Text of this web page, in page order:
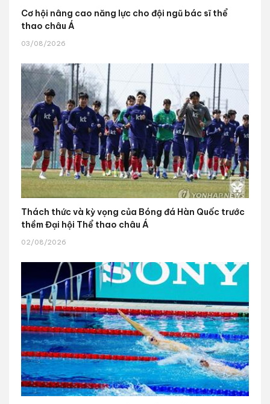
Cơ hội nâng cao năng lực cho đội ngũ bác sĩ thể
thao châu Á
03/08/2026
Thách thức và kỳ vọng của Bóng đá Hàn Quốc trước
thềm Đại hội Thể thao châu Á
02/08/2026